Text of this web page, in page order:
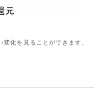
化を見ることができます。